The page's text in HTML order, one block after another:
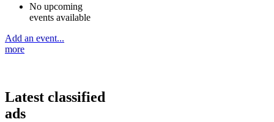
No upcoming
events available
Add an event...
more
Latest classified
ads